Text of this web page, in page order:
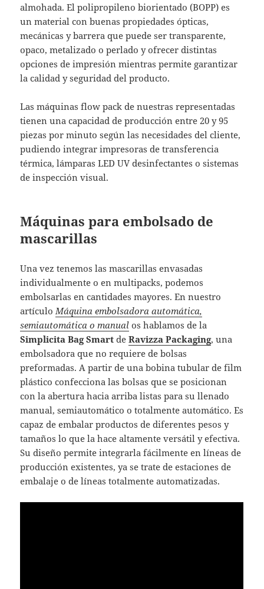
almohada. El polipropileno biorientado (BOPP) es
un material con buenas propiedades ópticas,
mecánicas y barrera que puede ser transparente,
opaco, metalizado o perlado y ofrecer distintas
opciones de impresión mientras permite garantizar
la calidad y seguridad del producto.
Las máquinas flow pack de nuestras representadas
tienen una capacidad de producción entre 20 y 95
piezas por minuto según las necesidades del cliente,
pudiendo integrar impresoras de transferencia
térmica, lámparas LED UV desinfectantes o sistemas
de inspección visual.
Máquinas para embolsado de
mascarillas
Una vez tenemos las mascarillas envasadas
individualmente o en multipacks, podemos
embolsarlas en cantidades mayores. En nuestro
artículo Máquina embolsadora automática,
semiautomática o manual os hablamos de la
Simplicita Bag Smart deRavizza Packaging, una
embolsadora que no requiere de bolsas
preformadas. A partir de una bobina tubular de film
plástico confecciona las bolsas que se posicionan
con la abertura hacia arriba listas para su llenado
manual, semiautomático o totalmente automático. Es
capaz de embalar productos de diferentes pesos y
tamaños lo que la hace altamente versátil y efectiva.
Su diseño permite integrarla fácilmente en líneas de
producción existentes, ya se trate de estaciones de
embalaje o de líneas totalmente automatizadas.